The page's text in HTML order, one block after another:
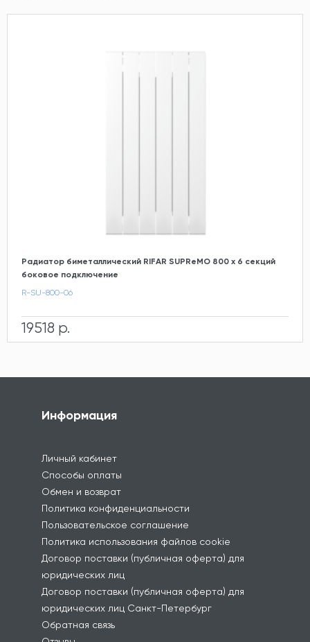
Радиатор биметаллический RIFAR SUPReMO 800 х 6 секций
боковое подключение
R-SU-800-06
19518 р.
Информация
Личный кабинет
Способы оплаты
Обмен и возврат
Политика конфиденциальности
Пользовательское соглашение
Политика использования файлов cookie
Договор поставки (публичная оферта) для
юридических лиц
Договор поставки (публичная оферта) для
юридических лиц Санкт-Петербург
Обратная связь